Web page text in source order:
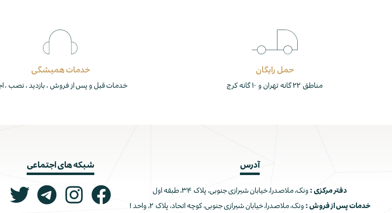
حمل رایگان
مناطق ۲۲ گانه تهران و ۱۰ گانه کرج
خدمات همیشگی
خدمات قبل و پس از فروش ، بازدید ، نصب ،
آدرس
دفتر مرکزی : ونک، ملاصدرا، خیابان شیرازی جنوبی، پلاک ۳۴، طبقه اول
خدمات پس از فروش :
ونک، ملاصدرا، خیابان شیرازی جنوبی، کوچه اتحاد، پلاک ۲، واحد ۱
شبکه های اجتماعی